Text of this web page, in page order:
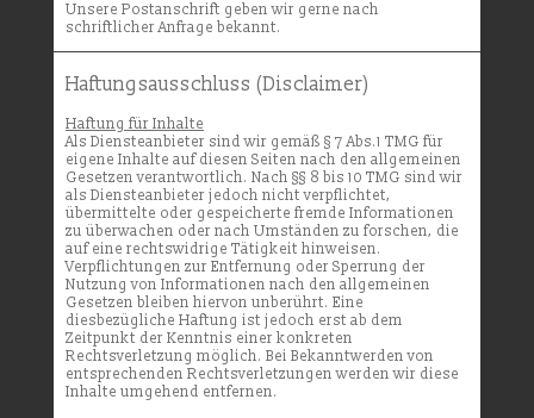
Unsere Postanschrift geben wir gerne nach
schriftlicher Anfrage bekannt.
Haftungsausschluss (Disclaimer)
Haftung für Inhalte
Als Diensteanbieter sind wir gemäß § 7 Abs.1 TMG für
eigene Inhalte auf diesen Seiten nach den allgemeinen
Gesetzen verantwortlich. Nach §§ 8 bis 10 TMG sind wir
als Diensteanbieter jedoch nicht verpflichtet,
übermittelte oder gespeicherte fremde Informationen
zu überwachen oder nach Umständen zu forschen, die
auf eine rechtswidrige Tätigkeit hinweisen.
Verpflichtungen zur Entfernung oder Sperrung der
Nutzung von Informationen nach den allgemeinen
Gesetzen bleiben hiervon unberührt. Eine
diesbezügliche Haftung ist jedoch erst ab dem
Zeitpunkt der Kenntnis einer konkreten
Rechtsverletzung möglich. Bei Bekanntwerden von
entsprechenden Rechtsverletzungen werden wir diese
Inhalte umgehend entfernen.